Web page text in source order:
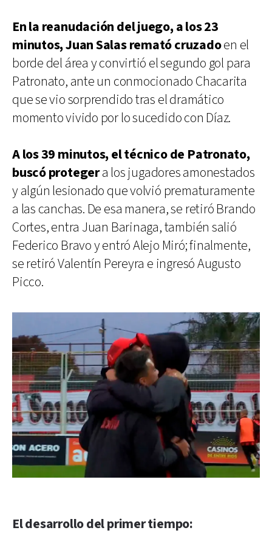
En la reanudación del juego, a los 23
minutos, Juan Salas remató cruzadoen el
borde del área y convirtió el segundo gol para
Patronato, ante un conmocionado Chacarita
que se vio sorprendido tras el dramático
momento vivido por lo sucedido con Díaz.
A los 39 minutos, el técnico de Patronato,
buscó protegera los jugadores amonestados
y algún lesionado que volvió prematuramente
a las canchas. De esa manera, se retiró Brando
Cortes, entra Juan Barinaga, también salió
Federico Bravo y entró Alejo Miró; finalmente,
se retiró Valentín Pereyra e ingresó Augusto
Picco.
El desarrollo del primer tiempo: